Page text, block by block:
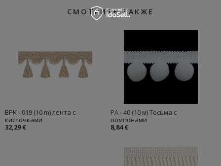
СМОТРИТЕ ТАКЖЕ
BPK - 019 (10 m) лента с
кисточками
32,29 €
PA - 40 (10 м) Тесьма с
помпонами
8,84 €